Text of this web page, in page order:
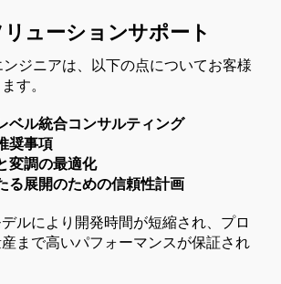
リューションサポート
ンジニアは、以下の点についてお客様
す。
ベル統合コンサルティング
奨事項
変調の最適化
る展開のための信頼性計画
ルにより開発時間が短縮され、プロ
産まで高いパフォーマンスが保証され